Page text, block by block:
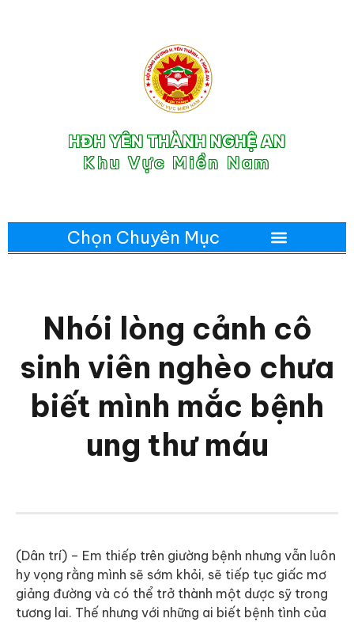
HĐH YÊN THÀNH NGHỆ AN
Khu Vực Miền Nam
Nhói lòng cảnh cô
sinh viên nghèo chưa
biết mình mắc bệnh
ung thư máu
(Dân trí) – Em thiếp trên giường bệnh nhưng vẫn luôn
hy vọng rằng mình sẽ sớm khỏi, sẽ tiếp tục giấc mơ
giảng đường và có thể trở thành một dược sỹ trong
tương lai. Thế nhưng với những ai biết bệnh tình của